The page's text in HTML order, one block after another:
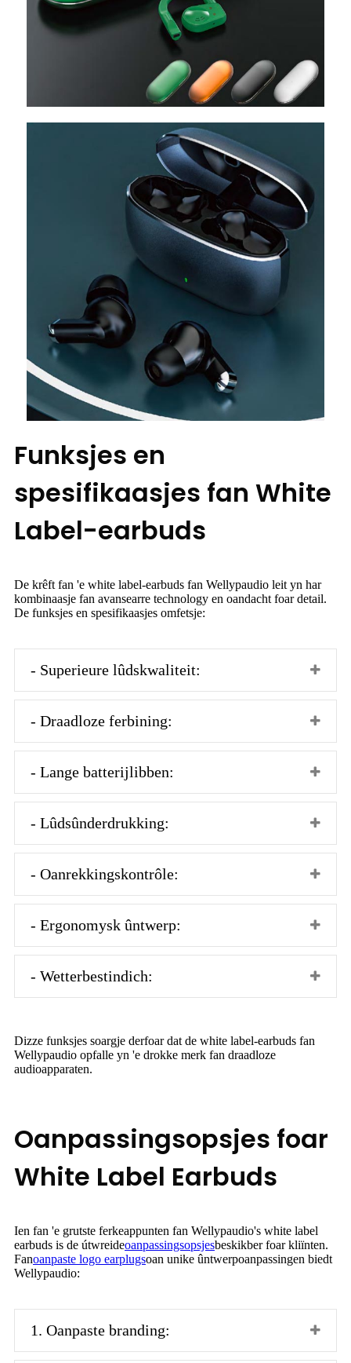
Funksjes en
spesifikaasjes fan White
Label-earbuds
De krêft fan 'e white label-earbuds fan Wellypaudio leit yn har
kombinaasje fan avansearre technology en oandacht foar detail.
De funksjes en spesifikaasjes omfetsje:
- Superieure lûdskwaliteit:
- Draadloze ferbining:
- Lange batterijlibben:
- Lûdsûnderdrukking:
- Oanrekkingskontrôle:
- Ergonomysk ûntwerp:
- Wetterbestindich:
Dizze funksjes soargje derfoar dat de white label-earbuds fan
Wellypaudio opfalle yn 'e drokke merk fan draadloze
audioapparaten.
Oanpassingsopsjes foar
White Label Earbuds
Ien fan 'e grutste ferkeappunten fan Wellypaudio's white label
earbuds is de útwreideoanpassingsopsjesbeskikber foar kliïnten.
Fanoanpaste logo earplugsoan unike ûntwerpoanpassingen biedt
Wellypaudio:
1. Oanpaste branding: